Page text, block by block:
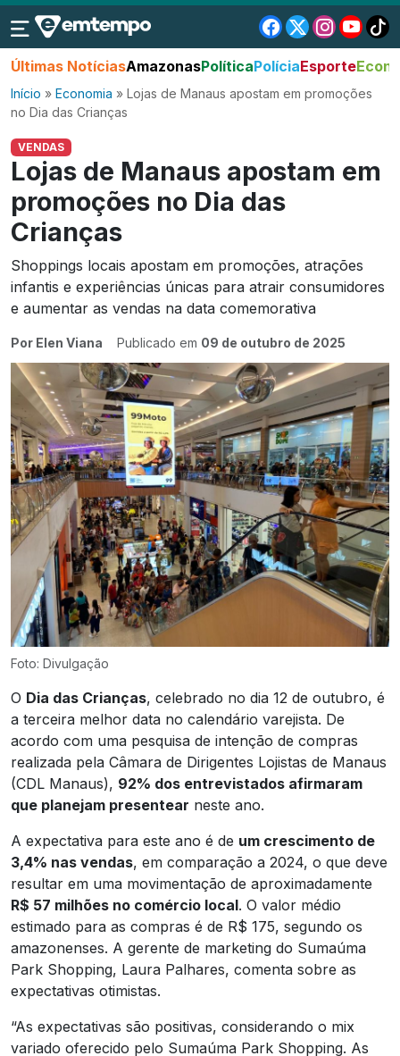
Últimas NotíciasAmazonasPolíticaPolíciaEsporte
Início » Economia » Lojas de Manaus apostam em promoções
no Dia das Crianças
VENDAS
Lojas de Manaus apostam em
promoções no Dia das
Crianças
Shoppings locais apostam em promoções, atrações
infantis e experiências únicas para atrair consumidores
e aumentar as vendas na data comemorativa
Por Elen Viana Publicado em 09 de outubro de 2025
Foto: Divulgação
O Dia das Crianças, celebrado no dia 12 de outubro, é
a terceira melhor data no calendário varejista. De
acordo com uma pesquisa de intenção de compras
realizada pela Câmara de Dirigentes Lojistas de Manaus
(CDL Manaus), 92% dos entrevistados afirmaram
que planejam presentear neste ano.
A expectativa para este ano é de um crescimento de
3,4% nas vendas, em comparação a 2024, o que deve
resultar em uma movimentação de aproximadamente
R$ 57 milhões no comércio local. O valor médio
estimado para as compras é de R$ 175, segundo os
amazonenses. A gerente de marketing do Sumaúma
Park Shopping, Laura Palhares, comenta sobre as
expectativas otimistas.
“As expectativas são positivas, considerando o mix
variado oferecido pelo Sumaúma Park Shopping. As